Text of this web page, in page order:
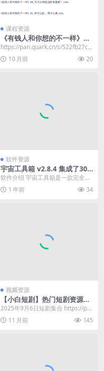
课程资源
《有钱人和你想的不一样》：
打破穷人思维，开启财富自由
之门
https://pan.quark.cn/s/522fb27c2
182
10 月前 20
软件资源
宇宙工具箱 v2.8.4 集成了300
余个黑科技功能，解锁会员版
软件介绍 宇宙工具箱是一款完全免
费实用的应用手机软件，很多日经
常使用的小工具，功...
1 年前 34
视频资源
【小白短剧】热门短剧资源分
享2025年9月6日
2025年9月6日短剧集合 https://pa
n.quark.cn/s/6f1...
11 月前 145